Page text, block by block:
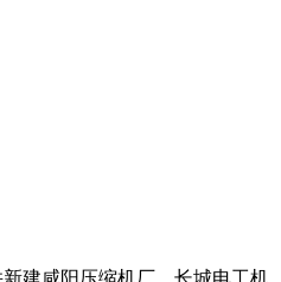
建咸阳压缩机厂、长城电工机